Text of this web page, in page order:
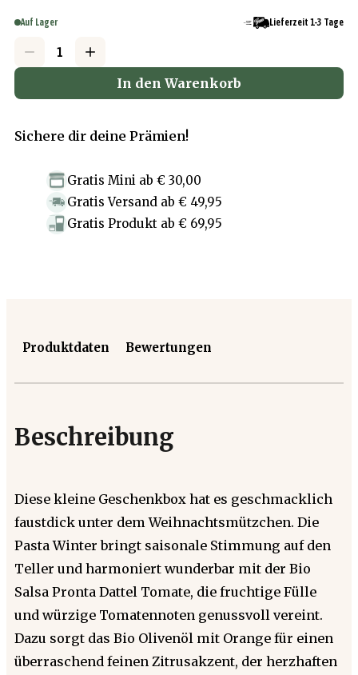
Auf Lager Lieferzeit 1-3 Tage
In den Warenkorb
Sichere dir deine Prämien!
Gratis Mini ab € 30,00
Gratis Versand ab € 49,95
Gratis Produkt ab € 69,95
Produktdaten Bewertungen
Beschreibung
Diese kleine Geschenkbox hat es geschmacklich
faustdick unter dem Weihnachtsmützchen. Die
Pasta Winter bringt saisonale Stimmung auf den
Teller und harmoniert wunderbar mit der Bio
Salsa Pronta Dattel Tomate, die fruchtige Fülle
und würzige Tomatennoten genussvoll vereint.
Dazu sorgt das Bio Olivenöl mit Orange für einen
überraschend feinen Zitrusakzent, der herzhaften